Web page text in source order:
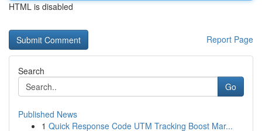
HTML is disabled
Report Page
Search
Go
Published News
1 Quick Response Code UTM Tracking Boost Mar...